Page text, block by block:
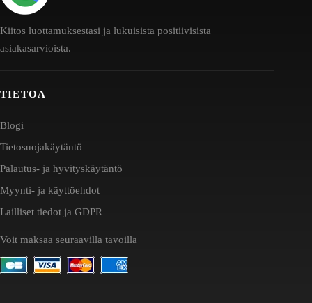
Kiitos luottamuksestasi ja lukuisista positiivisista
asiakasarvioista.
TIETOA
Blogi
Tietosuojakäytäntö
Palautus- ja hyvityskäytäntö
Myynti- ja käyttöehdot
Lailliset tiedot ja GDPR
Voit maksaa seuraavilla tavoilla